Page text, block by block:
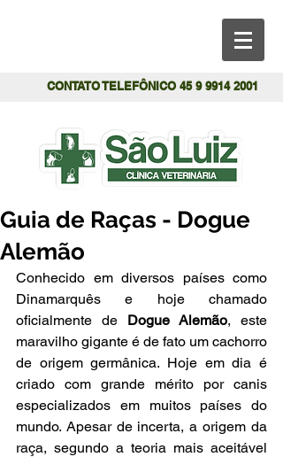
CONTATO TELEFÔNICO 45 9 9914 2001
Guia de Raças - Dogue
Alemão
Conhecido em diversos países como
Dinamarquês e hoje chamado
oficialmente de Dogue Alemão, este
maravilho gigante é de fato um cachorro
de origem germânica. Hoje em dia é
criado com grande mérito por canis
especializados em muitos países do
mundo. Apesar de incerta, a origem da
raça, segundo a teoria mais aceitável